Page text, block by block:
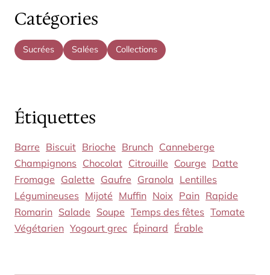
Catégories
Sucrées Salées Collections
Étiquettes
Barre Biscuit Brioche Brunch Canneberge
Champignons Chocolat Citrouille Courge Datte
Fromage Galette Gaufre Granola Lentilles
Légumineuses Mijoté Muffin Noix Pain Rapide
Romarin Salade Soupe Temps des fêtes Tomate
Végétarien Yogourt grec Épinard Érable